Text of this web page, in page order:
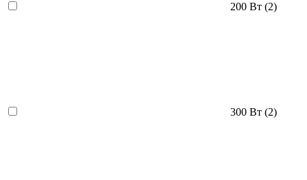
200 Вт (2)
300 Вт (2)